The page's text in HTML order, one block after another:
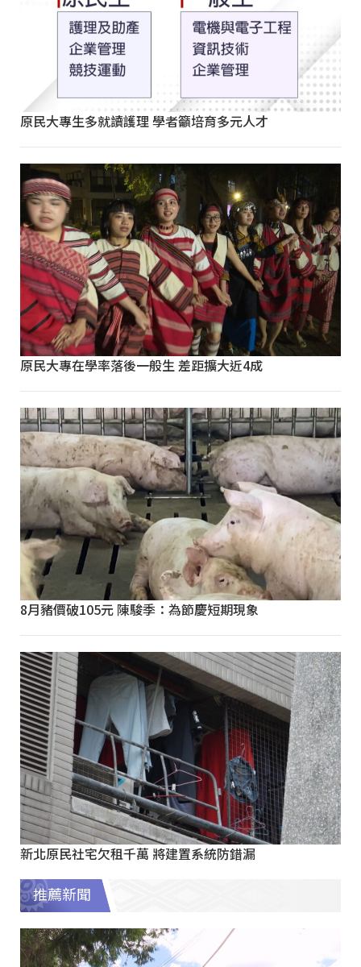
原民大專生多就讀護理 學者籲培育多元人才
原民大專在學率落後一般生 差距擴大近4成
8月豬價破105元 陳駿季：為節慶短期現象
新北原民社宅欠租千萬 將建置系統防錯漏
推薦新聞